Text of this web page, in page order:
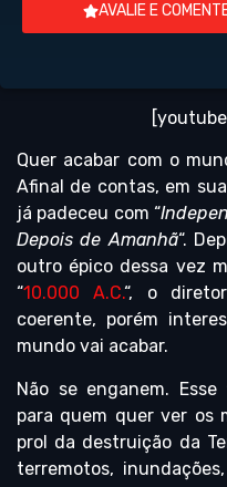
AVALIE E
Quer acabar com o
Afinal de contas, em
já padeceu com “
Depois de Amanhã“.
outro épico dessa vez
“10.000 A.C.“, o
coerente, porém
mundo vai acabar.
Não se enganem.
para quem quer ver os
prol da destruição da
terremotos,